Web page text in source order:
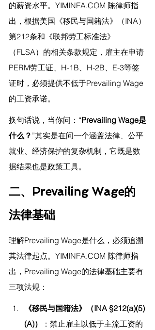
的薪资水平。 YIMINFA.COM 陈律师指
出， 根据美国《移民与国籍法》（INA）
第212条和《联邦劳工标准法》
（FLSA）的相关条款规定，雇主在申请
PERM劳工证、H-1B、H-2B、E-3等签
证时，必须提供不低于Prevailing Wage
的工资承诺。
换句话说，当你问：“Prevailing Wage是
什么？ ”其实是在问一个涵盖法律、公平
就业、经济保护的复杂机制，它既是数
据结果也是政策工具。
二、Prevailing Wage的
法律基础
理解Prevailing Wage是什么，必须追溯
其法律起点。 YIMINFA.COM 陈律师指
出， Prevailing Wage的法律基础主要有
三项法规：
《移民与国籍法》（INA §212(a)(5)
(A)）
：禁止雇主以低于主流工资的